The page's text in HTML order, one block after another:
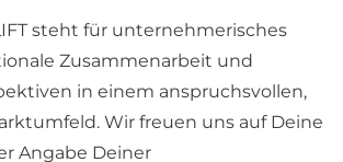
steht für unternehmerisches
Zusammenarbeit und
in einem anspruchsvollen,
Wir freuen uns auf Deine
Angabe Deiner